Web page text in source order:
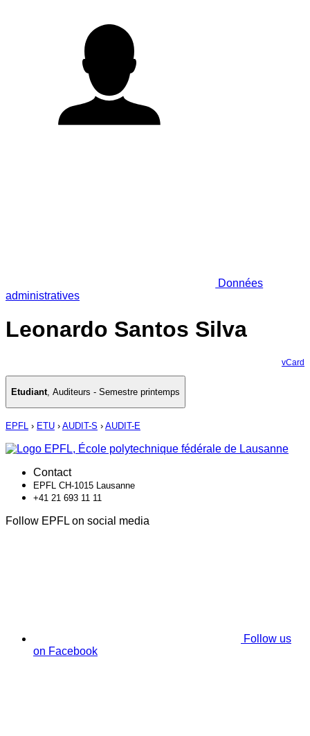
Données
administratives
Leonardo Santos Silva
vCard
Etudiant, Auditeurs - Semestre printemps
EPFL › ETU › AUDIT-S › AUDIT-E
Contact
EPFL CH-1015 Lausanne
+41 21 693 11 11
Follow EPFL on social media
Follow us
on Facebook